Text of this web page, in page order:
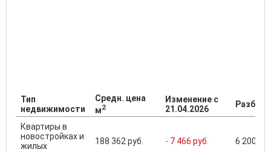
Тип
недвижимости
Средн. цена
м2
Изменение с
21.04.2026
Квартиры в
новостройках и
жилых
188 362 руб. - 7 466 руб. 6 200